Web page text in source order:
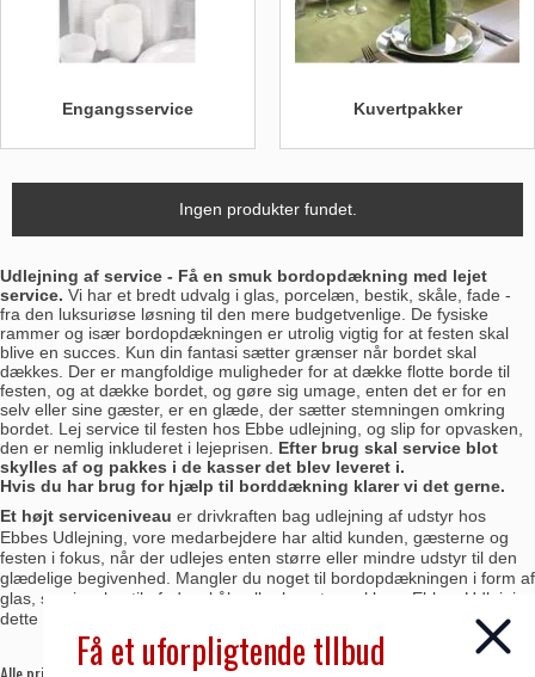
Engangsservice Kuvertpakker
Ingen produkter fundet.
Udlejning af service - Få en smuk bordopdækning med lejet
service. Vi har et bredt udvalg i glas, porcelæn, bestik, skåle, fade -
fra den luksuriøse løsning til den mere budgetvenlige. De fysiske
rammer og især bordopdækningen er utrolig vigtig for at festen skal
blive en succes. Kun din fantasi sætter grænser når bordet skal
dækkes. Der er mangfoldige muligheder for at dække flotte borde til
festen, og at dække bordet, og gøre sig umage, enten det er for en
selv eller sine gæster, er en glæde, der sætter stemningen omkring
bordet. Lej service til festen hos Ebbe udlejning, og slip for opvasken,
den er nemlig inkluderet i lejeprisen. Efter brug skal service blot
skylles af og pakkes i de kasser det blev leveret i.
Hvis du har brug for hjælp til borddækning klarer vi det gerne.
Et højt serviceniveau er drivkraften bag udlejning af udstyr hos
Ebbes Udlejning, vore medarbejdere har altid kunden, gæsterne og
festen i fokus, når der udlejes enten større eller mindre udstyr til den
glædelige begivenhed. Mangler du noget til bordopdækningen i form af
glas, service, bestik, fade, skåle eller lysestager klarer Ebbes Udlejning
dette hurtig og nemt.
Få et uforpligtende tllbud